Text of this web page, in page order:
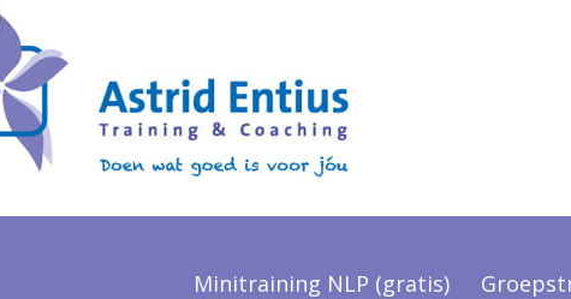
Minitraining NLP (gratis)